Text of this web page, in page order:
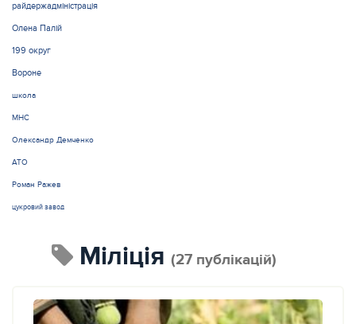
райдержадміністрація
Олена Палій
199 округ
Вороне
школа
МНС
Олександр Демченко
АТО
Роман Ражев
цукровий завод
міліція (27 публікацій)